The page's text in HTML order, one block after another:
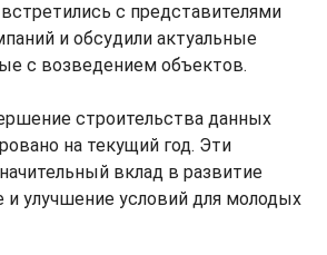
с представителями
и обсудили актуальные
с возведением объектов.
строительства данных
на текущий год. Эти
вклад в развитие
и улучшение условий для молодых